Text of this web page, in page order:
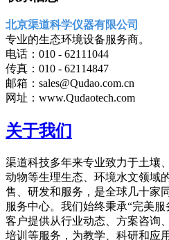
北京渠道科学仪器有限公司
专业的生态环境设备服务商。
电话：010 - 62111044
传真：010 - 62114847
邮箱：sales@Qudao.com.cn
网址：www.Qudaotech.com
关于我们
渠道科技多年来专业致力于土壤
动物等生理生态、环境水文领域
售、研发和服务，是全球几十家
服务中心。我们始终秉承“完美
客户提供从行业动态、方案咨询
培训等服务，为教学、科研和应